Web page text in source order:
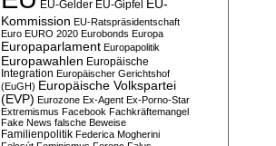
EU-Gelder EU-Gipfel EU-
Kommission EU-Ratspräsidentschaft
Euro EURO 2020 Eurobonds Europa
Europaparlament Europapolitik
Europawahlen Europäische
Integration Europäischer Gerichtshof
(EuGH) Europäische Volkspartei
(EVP) Eurozone Ex-Agent Ex-Porno-Star
Extremismus Facebook Fachkräftemangel
Fake News falsche Beweise
Familienpolitik Federica Mogherini